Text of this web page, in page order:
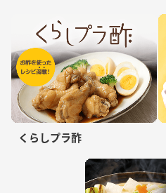
くらしプラ酢